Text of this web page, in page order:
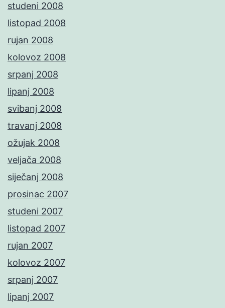
studeni 2008
listopad 2008
rujan 2008
kolovoz 2008
srpanj 2008
lipanj 2008
svibanj 2008
travanj 2008
ožujak 2008
veljača 2008
siječanj 2008
prosinac 2007
studeni 2007
listopad 2007
rujan 2007
kolovoz 2007
srpanj 2007
lipanj 2007